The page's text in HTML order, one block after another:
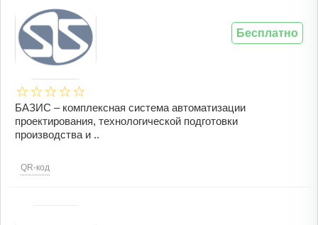
БАЗИС – комплексная система автоматизации
проектирования, технологической подготовки
производства и ..
QR-код
Бесплатно